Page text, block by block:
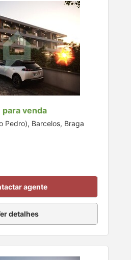
venda
Pedro), Barcelos, Braga
agente
detalhes